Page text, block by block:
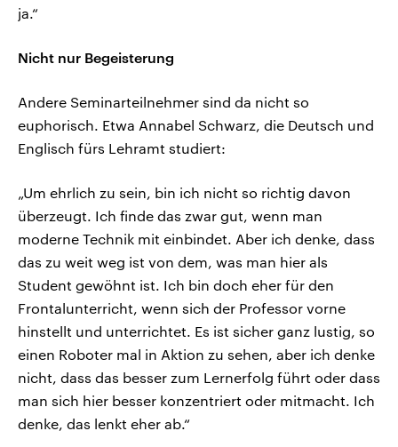
ja.“
Nicht nur Begeisterung
Andere Seminarteilnehmer sind da nicht so
euphorisch. Etwa Annabel Schwarz, die Deutsch und
Englisch fürs Lehramt studiert:
„Um ehrlich zu sein, bin ich nicht so richtig davon
überzeugt. Ich finde das zwar gut, wenn man
moderne Technik mit einbindet. Aber ich denke, dass
das zu weit weg ist von dem, was man hier als
Student gewöhnt ist. Ich bin doch eher für den
Frontalunterricht, wenn sich der Professor vorne
hinstellt und unterrichtet. Es ist sicher ganz lustig, so
einen Roboter mal in Aktion zu sehen, aber ich denke
nicht, dass das besser zum Lernerfolg führt oder dass
man sich hier besser konzentriert oder mitmacht. Ich
denke, das lenkt eher ab.“